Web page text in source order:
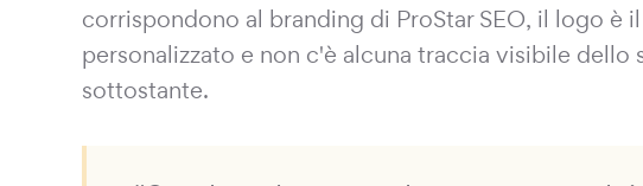
corrispondono al branding di ProStar SEO, il logo è
personalizzato e non c'è alcuna traccia visibile dello
sottostante.